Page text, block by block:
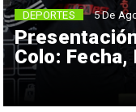
Colo:
DEPORTES 5 De